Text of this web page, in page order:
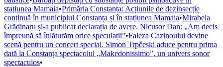
stațiunea Mamaia•Primăria Constanța: Acțiunile de dezinsecție
continuă în municipiul Constanța și în stațiunea Mamaia•Mirabela
Grădinaru și-a publicat declarația de avere. Nicușor Dan: „Am decis
împreună să înlăturăm orice speculații”•Faleza Cazinoului devine
scenă pentru un concert special. Simon Trpčeski aduce pentru prima
dată la Constanța spectacolul „Makedonissimo”, un univers sonor
spectaculos•